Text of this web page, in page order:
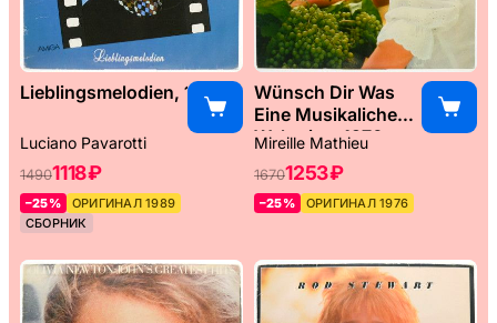
Lieblingsmelodien, 1989
Luciano Pavarotti
14901118 ₽
–25%
ОРИГИНАЛ 1989
СБОРНИК
Wünsch Dir Was
Eine Musikaliche
Weltreise, 1976
Mireille Mathieu
16701253 ₽
–25% ОРИГИНАЛ 1976